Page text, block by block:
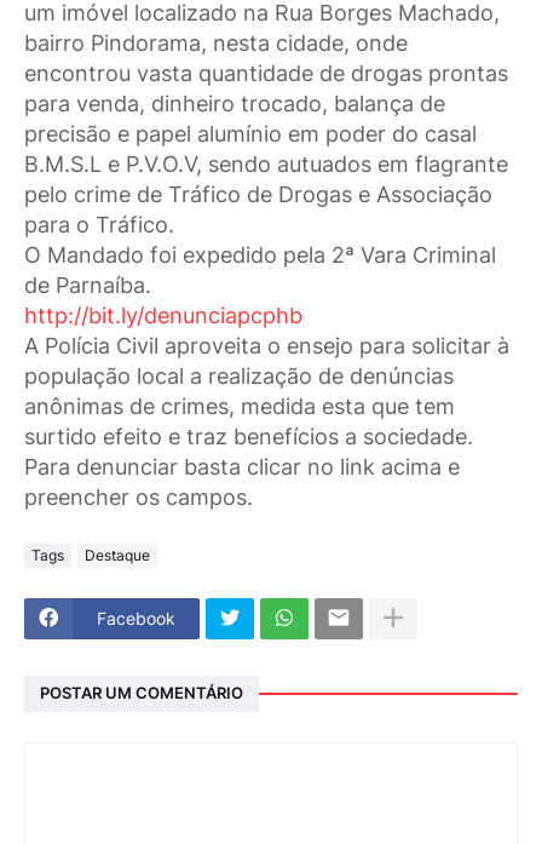
um imóvel localizado na Rua Borges Machado,
bairro Pindorama, nesta cidade, onde
encontrou vasta quantidade de drogas prontas
para venda, dinheiro trocado, balança de
precisão e papel alumínio em poder do casal
B.M.S.L e P.V.O.V, sendo autuados em flagrante
pelo crime de Tráfico de Drogas e Associação
para o Tráfico.
O Mandado foi expedido pela 2ª Vara Criminal
de Parnaíba.
http://bit.ly/denunciapcphb
A Polícia Civil aproveita o ensejo para solicitar à
população local a realização de denúncias
anônimas de crimes, medida esta que tem
surtido efeito e traz benefícios a sociedade.
Para denunciar basta clicar no link acima e
preencher os campos.
Tags Destaque
Facebook
POSTAR UM COMENTÁRIO